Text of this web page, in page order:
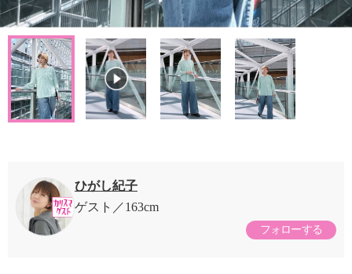
ひがし紀子
ゲスト
163cm
フォローする